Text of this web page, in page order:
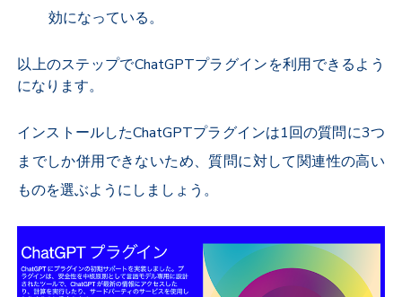
効になっている。
以上のステップでChatGPTプラグインを利用できるよう
になります。
インストールしたChatGPTプラグインは1回の質問に3つ
までしか併用できないため、質問に対して関連性の高い
ものを選ぶようにしましょう。